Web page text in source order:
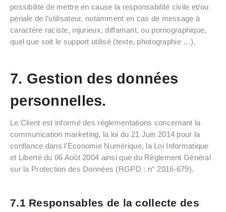
possibilité de mettre en cause la responsabilité civile et/ou
pénale de l’utilisateur, notamment en cas de message à
caractère raciste, injurieux, diffamant, ou pornographique,
quel que soit le support utilisé (texte, photographie …).
7. Gestion des données
personnelles.
Le Client est informé des réglementations concernant la
communication marketing, la loi du 21 Juin 2014 pour la
confiance dans l’Economie Numérique, la Loi Informatique
et Liberté du 06 Août 2004 ainsi que du Règlement Général
sur la Protection des Données (RGPD : n° 2016-679).
7.1 Responsables de la collecte des